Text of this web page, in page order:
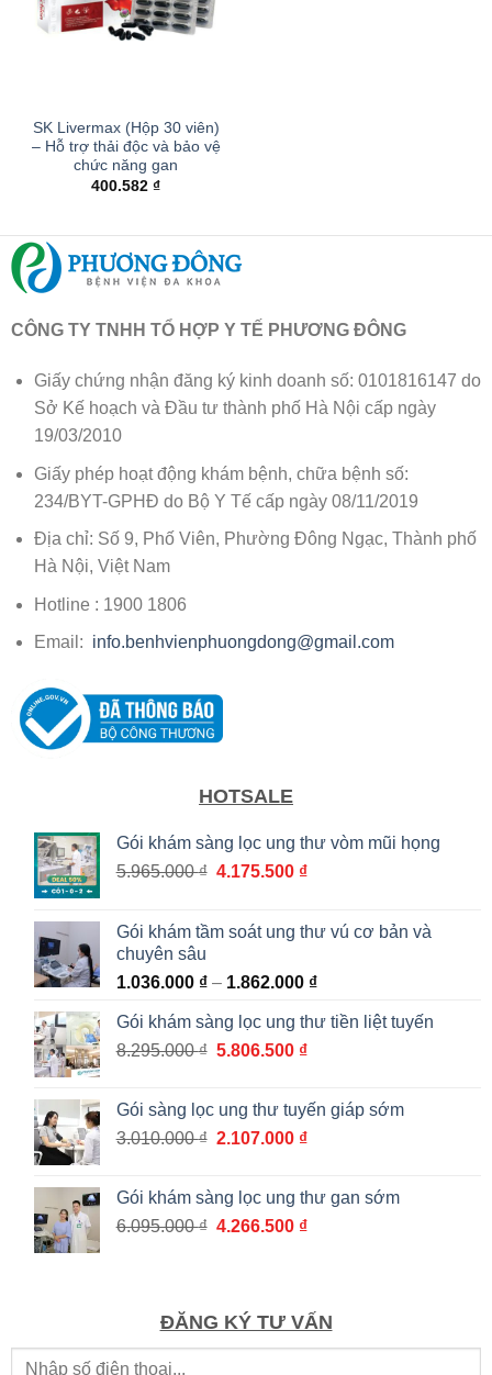
SK Livermax (Hộp 30 viên)
– Hỗ trợ thải độc và bảo vệ
chức năng gan
400.582 ₫
CÔNG TY TNHH TỔ HỢP Y TẾ PHƯƠNG ĐÔNG
Giấy chứng nhận đăng ký kinh doanh số: 0101816147 do
Sở Kế hoạch và Đầu tư thành phố Hà Nội cấp ngày
19/03/2010
Giấy phép hoạt động khám bệnh, chữa bệnh số:
234/BYT-GPHĐ do Bộ Y Tế cấp ngày 08/11/2019
Địa chỉ: Số 9, Phố Viên, Phường Đông Ngạc, Thành phố
Hà Nội, Việt Nam
Hotline : 1900 1806
Email: info.benhvienphuongdong@gmail.com
HOTSALE
Gói khám sàng lọc ung thư vòm mũi họng
5.965.000₫ Giá
5.965.000 ₫.
4.175.500 ₫Giá
là:
Gói khám tầm soát ung thư vú cơ bản và
chuyên sâu
1.036.000 ₫ – 1.862.000 ₫Khoảng
từ
Gói khám sàng lọc ung thư tiền liệt tuyến
8.295.000₫ Giá
8.295.000 ₫.
5.806.500 ₫Giá
là:
5.806.500 ₫.
Gói sàng lọc ung thư tuyến giáp sớm
3.010.000₫ Giá
3.010.000 ₫.
2.107.000 ₫Giá
là:
2.107.000 ₫.
Gói khám sàng lọc ung thư gan sớm
6.095.000₫ Giá
4.266.500 ₫Giá
4.266.500 ₫.
ĐĂNG KÝ TƯ VẤN